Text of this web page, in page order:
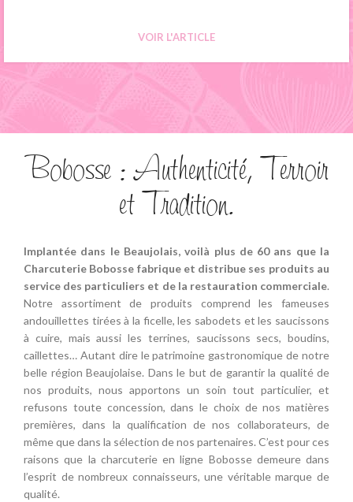
VOIR L'ARTICLE
Bobosse : Authenticité, Terroir
et Tradition.
Implantée dans le Beaujolais, voilà plus de 60 ans que la
Charcuterie Bobosse fabrique et distribue ses produits au
service des particuliers et de la restauration commerciale.
Notre assortiment de produits comprend les fameuses
andouillettes tirées à la ficelle, les sabodets et les saucissons
à cuire, mais aussi les terrines, saucissons secs, boudins,
caillettes… Autant dire le patrimoine gastronomique de notre
belle région Beaujolaise. Dans le but de garantir la qualité de
nos produits, nous apportons un soin tout particulier, et
refusons toute concession, dans le choix de nos matières
premières, dans la qualification de nos collaborateurs, de
même que dans la sélection de nos partenaires. C’est pour ces
raisons que la charcuterie en ligne Bobosse demeure dans
l’esprit de nombreux connaisseurs, une véritable marque de
qualité.